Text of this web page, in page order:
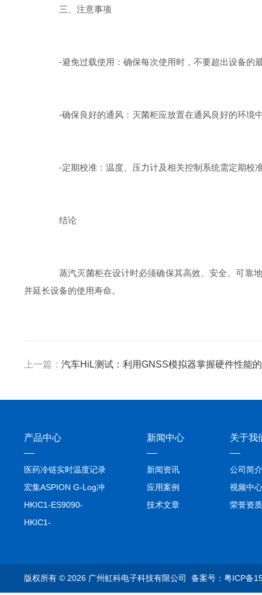
三、注意事项
-避免过载使用：确保每次使用时，不要超出设备的
-确保良好的通风：灭菌柜应放置在通风良好的环境
-定期校准：温度、压力计及相关控制系统需定期校
结论
蒸汽灭菌柜在设计时必须确保其高效、安全、可靠地
并延长设备的使用寿命。
上一篇： 汽车HiL测试：利用GNSS模拟器掌握硬件性能
产品中心
医药冷链实时温度记录
仪TIVE Solo 5G
宏集ASPION G-Log冲
击记录仪
HKIC1-ES9090-
setA100/1000base-T1
HKIC1-
析仪
新闻中心
新闻资讯
应用案例
技术文章
关于我
公司简介
视频中心
荣誉资质
版权所有 © 2026 广州虹科电子科技有限公司 备案号：粤ICP备